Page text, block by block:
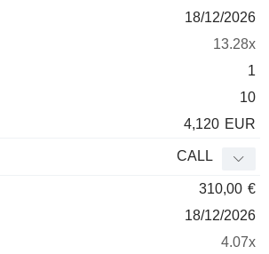
18/12/2026
13.28x
1
10
4,120 EUR
CALL
310,00 €
18/12/2026
4.07x